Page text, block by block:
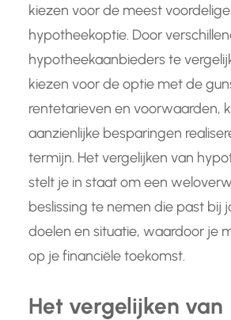
kiezen voor de meest voordelige
hypotheekoptie. Door
hypotheekaanbieders te
kiezen voor de optie met de
rentetarieven en voorwaarden,
aanzienlijke besparingen
termijn. Het vergelijken van
stelt je in staat om een
beslissing te nemen die past bij
doelen en situatie, waardoor je
op je financiële toekomst.
Het vergelijken van